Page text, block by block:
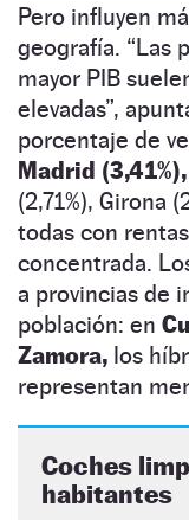
Pero influyen
geografía. “Las
mayor PIB
elevadas”,
porcentaje de
Madrid
(2,71%), Girona
todas con
concentrada.
a provincias de
población: en
Zamora, los
representan
Coches
habitantes